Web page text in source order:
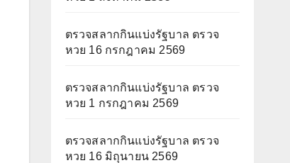
ตรวจสลากกินแบ่งรัฐบาล ตรวจ
หวย 16 กรกฎาคม 2569
ตรวจสลากกินแบ่งรัฐบาล ตรวจ
หวย 1 กรกฎาคม 2569
ตรวจสลากกินแบ่งรัฐบาล ตรวจ
หวย 16 มิถุนายน 2569